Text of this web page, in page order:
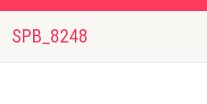
SPB_8248